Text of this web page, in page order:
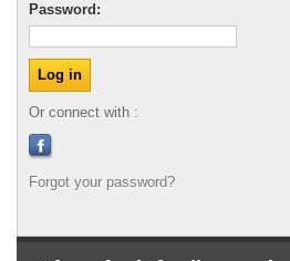
Password:
Or connect with :
Forgot your password?